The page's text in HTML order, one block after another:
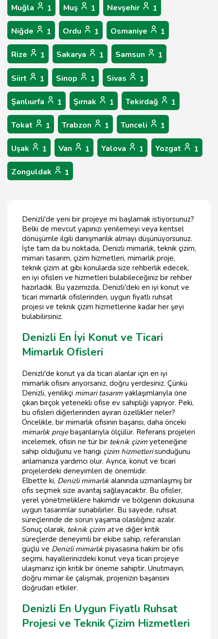
Muğla 1 Muş 1 Nevşehir 1
Niğde 1 Ordu 1 Osmaniye 1
Rize 1 Sakarya 1 Samsun 1
Siirt 1 Sinop 1 Sivas 1
Şanlıurfa 1 Şırnak 1 Tekirdağ 1
Tokat 1 Trabzon 1 Tunceli 1
Uşak 1 Van 1 Yalova 1 Yozgat 1
Zonguldak 1
Denizli'de yeni bir projeye mi başlamak istiyorsunuz?
Belki de mevcut yapınızı yenilemeyi veya kentsel
dönüşümle ilgili danışmanlık almayı düşünüyorsunuz.
İşte tam da bu noktada, Denizli mimarlık, teknik çizim,
mimari tasarım, çizim hizmetleri, mimarlık proje,
teknik çizim at gibi konularda size rehberlik edecek,
en iyi ofisleri ve hizmetleri bulabileceğiniz bir rehber
hazırladık. Bu yazımızda, Denizli'deki en iyi konut ve
ticari mimarlık ofislerinden, uygun fiyatlı ruhsat
projesi ve teknik çizim hizmetlerine kadar her şeyi
bulabilirsiniz.
Denizli En İyi Konut ve Ticari
Mimarlık Ofisleri
Denizli'de konut ya da ticari alanlar için en iyi
mimarlık ofisini arıyorsanız, doğru yerdesiniz. Çünkü
Denizli, yenilikçi mimari tasarım yaklaşımlarıyla öne
çıkan birçok yetenekli ofise ev sahipliği yapıyor. Peki,
bu ofisleri diğerlerinden ayıran özellikler neler?
Öncelikle, bir mimarlık ofisinin başarısı, daha önceki
mimarlık projebaşarılarıyla ölçülür. Referans projeleri
incelemek, ofisin ne tür bir teknik çizim yeteneğine
sahip olduğunu ve hangi çizim hizmetlerisunduğunu
anlamanıza yardımcı olur. Ayrıca, konut ve ticari
projelerdeki deneyimleri de önemlidir.
Elbette ki, Denizli mimarlıkalanında uzmanlaşmış bir
ofis seçmek size avantaj sağlayacaktır. Bu ofisler,
yerel yönetmeliklere hakimdir ve bölgenin dokusuna
uygun tasarımlar sunabilirler. Bu sayede, ruhsat
süreçlerinde de sorun yaşama olasılığınız azalır.
Sonuç olarak, teknik çizim atve diğer kritik
süreçlerde deneyimli bir ekibe sahip, referansları
güçlü ve Denizli mimarlıkpiyasasına hakim bir ofis
seçimi, hayallerinizdeki konut veya ticari projeye
ulaşmanız için kritik bir öneme sahiptir. Unutmayın,
doğru mimar ile çalışmak, projenizin başarısını
doğrudan etkiler.
Denizli En Uygun Fiyatlı Ruhsat
Projesi ve Teknik Çizim Hizmetleri